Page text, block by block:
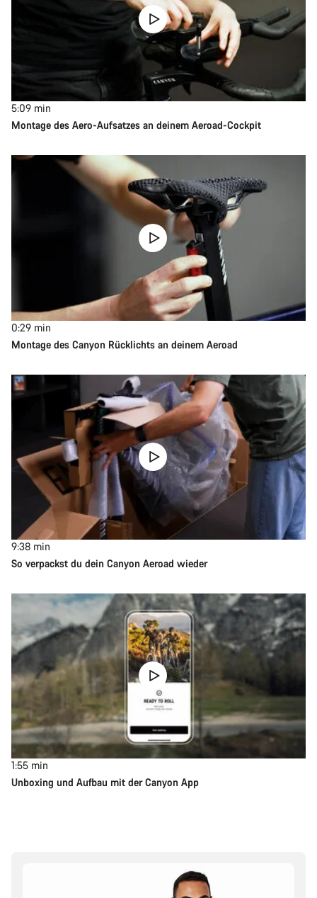
5:09 min
Montage des Aero-Aufsatzes an deinem Aeroad-Cockpit
0:29 min
Montage des Canyon Rücklichts an deinem Aeroad
9:38 min
So verpackst du dein Canyon Aeroad wieder
1:55 min
Unboxing und Aufbau mit der Canyon App